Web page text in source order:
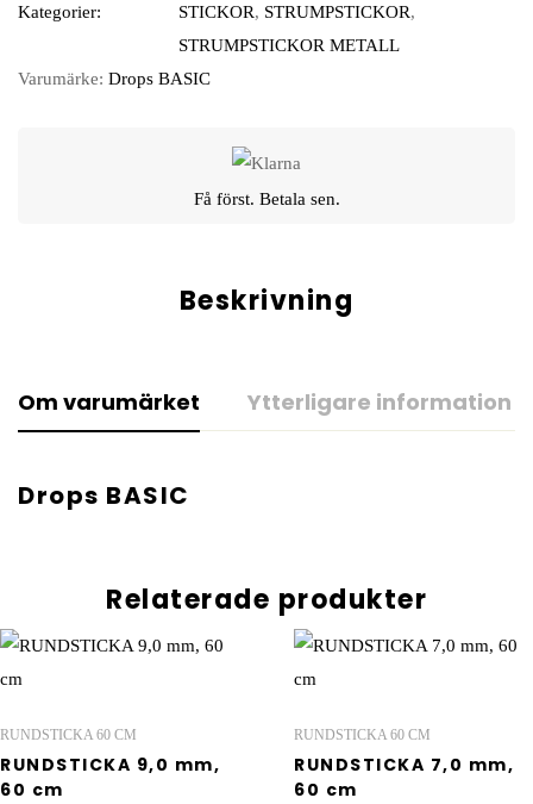
Kategorier: STICKOR, STRUMPSTICKOR,
STRUMPSTICKOR METALL
Varumärke: Drops BASIC
Få först. Betala sen.
Beskrivning
Om varumärket Ytterligare information
Drops BASIC
Relaterade produkter
RUNDSTICKA 60 CM
RUNDSTICKA 9,0 mm,
60 cm
RUNDSTICKA 60 CM
RUNDSTICKA 7,0 mm,
60 cm